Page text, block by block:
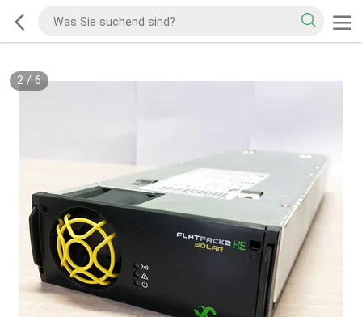
2/ 6